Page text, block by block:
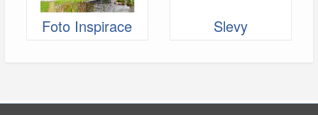
Foto Inspirace Slevy